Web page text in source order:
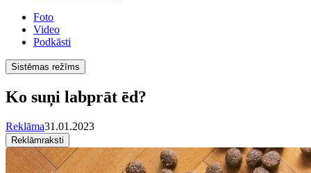
Foto
Video
Podkāsti
Sistēmas režīms
Ko suņi labprāt ēd?
Reklāma31.01.2023
Reklāmraksti